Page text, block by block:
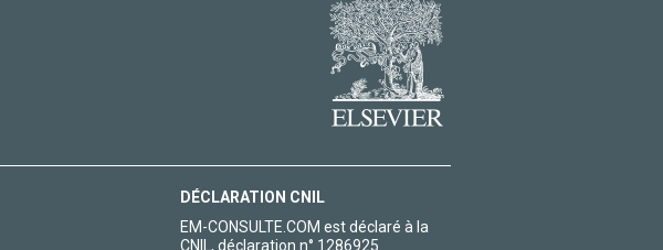
DÉCLARATION CNIL
EM-CONSULTE.COM est déclaré à la
CNIL, déclaration n° 1286925.